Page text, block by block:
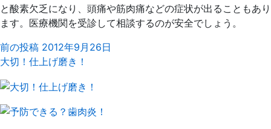
と酸素欠乏になり、頭痛や筋肉痛などの症状が出ることもあり
ます。医療機関を受診して相談するのが安全でしょう。
前の投稿 2012年9月26日
大切！仕上げ磨き！